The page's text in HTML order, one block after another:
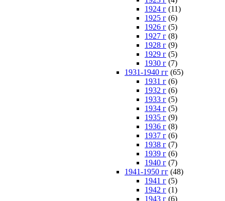
1924 г (11)
1925 г (6)
1926 г (5)
1927 г (8)
1928 г (9)
1929 г (5)
1930 г (7)
1931-1940 гг (65)
1931 г (6)
1932 г (6)
1933 г (5)
1934 г (5)
1935 г (9)
1936 г (8)
1937 г (6)
1938 г (7)
1939 г (6)
1940 г (7)
1941-1950 гг (48)
1941 г (5)
1942 г (1)
1943 г (6)